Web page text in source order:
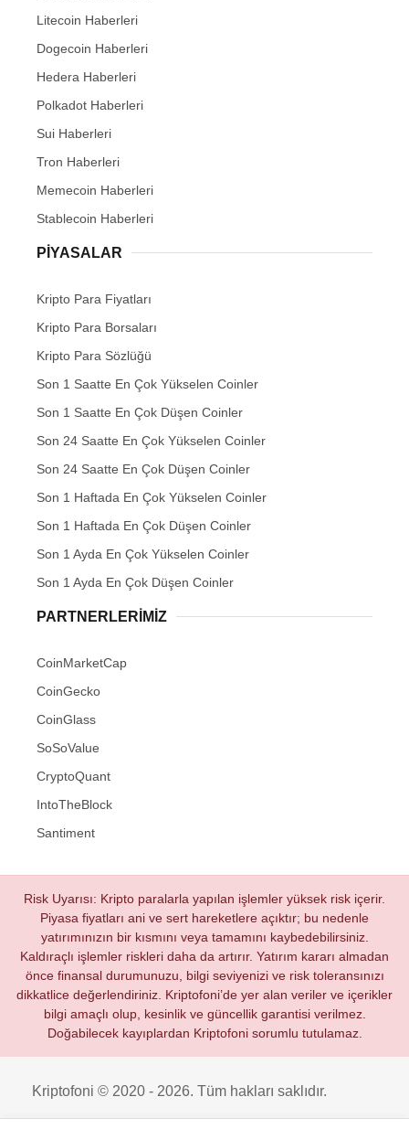
Litecoin Haberleri
Dogecoin Haberleri
Hedera Haberleri
Polkadot Haberleri
Sui Haberleri
Tron Haberleri
Memecoin Haberleri
Stablecoin Haberleri
PIYASALAR
Kripto Para Fiyatları
Kripto Para Borsaları
Kripto Para Sözlüğü
Son 1 Saatte En Çok Yükselen Coinler
Son 1 Saatte En Çok Düşen Coinler
Son 24 Saatte En Çok Yükselen Coinler
Son 24 Saatte En Çok Düşen Coinler
Son 1 Haftada En Çok Yükselen Coinler
Son 1 Haftada En Çok Düşen Coinler
Son 1 Ayda En Çok Yükselen Coinler
Son 1 Ayda En Çok Düşen Coinler
PARTNERLERIMIZ
CoinMarketCap
CoinGecko
CoinGlass
SoSoValue
CryptoQuant
IntoTheBlock
Santiment
Risk Uyarısı: Kripto paralarla yapılan işlemler yüksek risk içerir.
Piyasa fiyatları ani ve sert hareketlere açıktır; bu nedenle
yatırımınızın bir kısmını veya tamamını kaybedebilirsiniz.
Kaldıraçlı işlemler riskleri daha da artırır. Yatırım kararı almadan
önce finansal durumunuzu, bilgi seviyenizi ve risk toleransınızı
dikkatlice değerlendiriniz. Kriptofoni’de yer alan veriler ve içerikler
bilgi amaçlı olup, kesinlik ve güncellik garantisi verilmez.
Doğabilecek kayıplardan Kriptofoni sorumlu tutulamaz.
Kriptofoni © 2020 - 2026. Tüm hakları saklıdır.